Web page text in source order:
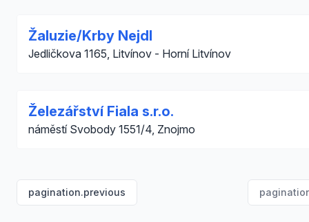
Žaluzie/Krby Nejdl
Jedličkova 1165, Litvínov - Horní Litvínov
Železářství Fiala s.r.o.
náměstí Svobody 1551/4, Znojmo
pagination.previous